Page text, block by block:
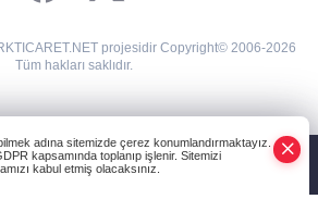
projesidir Copyright© 2006-2026
Tüm hakları saklıdır.
adına sitemizde çerez konumlandırmaktayız.
kapsamında toplanıp işlenir. Sitemizi
kabul etmiş olacaksınız.